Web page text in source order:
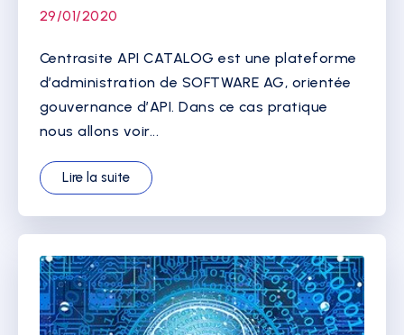
29/01/2020
Centrasite API CATALOG est une plateforme
d’administration de SOFTWARE AG, orientée
gouvernance d’API. Dans ce cas pratique
nous allons voir...
Lire la suite